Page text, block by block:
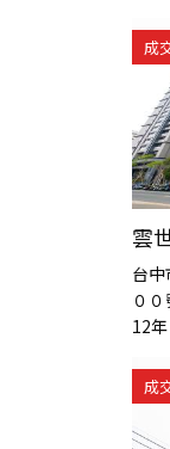
成
雲
台
０
12年
成